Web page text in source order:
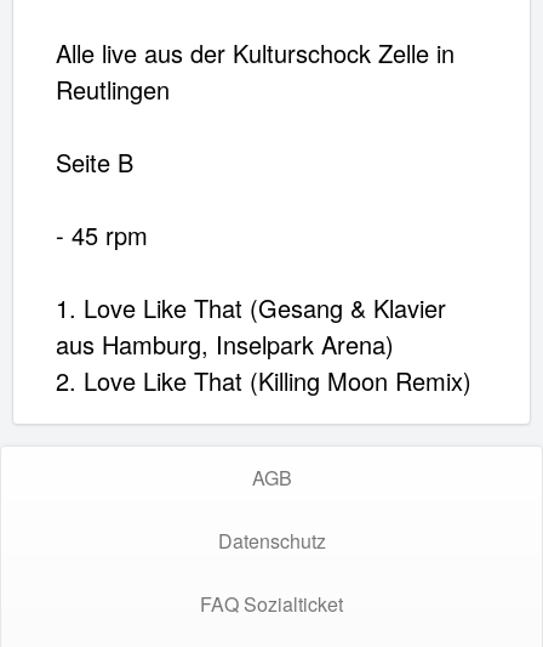
Alle live aus der Kulturschock Zelle in
Reutlingen
Seite B
- 45 rpm
1. Love Like That (Gesang & Klavier
aus Hamburg, Inselpark Arena)
2. Love Like That (Killing Moon Remix)
AGB
Datenschutz
FAQ Sozialticket